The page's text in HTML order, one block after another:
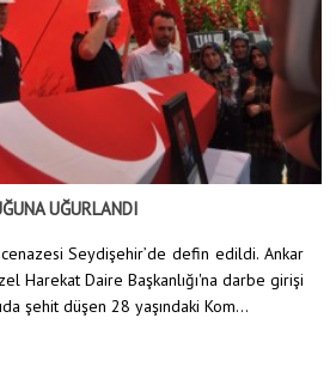
UĞURLANDI
Seydişehir’de defin edildi. Ankar
Harekat Daire Başkanlığı'na darbe girişi
şehit düşen 28 yaşındaki Kom...